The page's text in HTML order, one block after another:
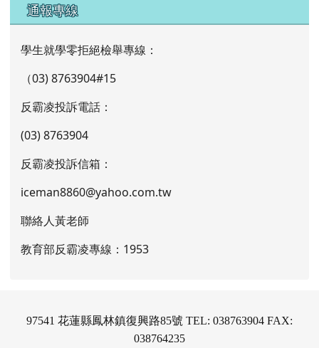
通報專線
學生就學零拒絕檢舉專線：
（03) 8763904#15
反霸凌投訴電話：
(03) 8763904
反霸凌投訴信箱：
iceman8860@yahoo.com.tw
聯絡人黃老師
教育部反霸凌專線：1953
97541 花蓮縣鳳林鎮復興路85號 TEL: 038763904 FAX:
038764235